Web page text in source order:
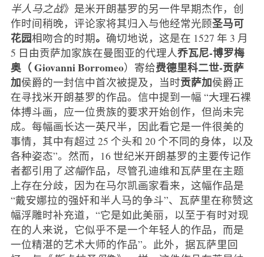
半人马之战》是米开朗基罗的另一件早期杰作，创
作时间稍晚，评论家将其归入与他经常光顾圣马可
花园相吻合的时期。 确切地说，这是在 1527 年 3 月
5 日由贡萨加家族在曼图亚的代理人乔瓦尼-博罗梅
奥（GiovanniBorromeo）寄给费德里科二世-贡萨
加侯爵的一封信中首次被提及，当时贡萨加侯爵正
在寻找米开朗基罗的作品。信中提到一幅 “大理石裸
体搏斗画，应一位贵族的要求开始创作，但尚未完
成。每幅画长达一英尺半，因此看它是一件很美的
事情，其中有超过 25 个头和 20 个不同的身体，以及
各种姿态”。然而，16 世纪米开朗基罗的主要传记作
者都引用了这幅作品，尽管孔迪维和瓦萨里在主题
上存在分歧，因为在马尔凯画家看来，这幅作品是
“戴安娜拉的强奸和半人马的争斗”、瓦萨里在称赞这
幅浮雕时补充道，“它是如此美丽，以至于有时对现
在的人来说，它似乎不是一个年轻人的作品，而是
一位精湛的艺术大师的作品”。此外，据瓦萨里回